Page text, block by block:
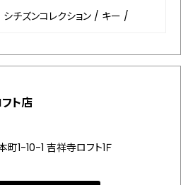
シチズンコレクション / キー /
ト店
1-10-1 吉祥寺ロフト1Ｆ